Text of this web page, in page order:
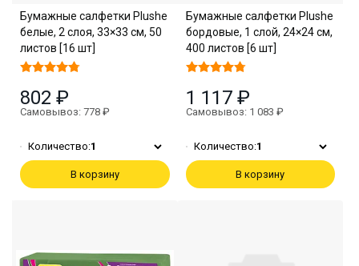
Бумажные салфетки Plushe
белые, 2 слоя, 33×33 см, 50
листов [16 шт]
802 ₽
Самовывоз: 778 ₽
Количество:1
В корзину
Бумажные салфетки Plushe
бордовые, 1 слой, 24×24 см,
400 листов [6 шт]
1 117 ₽
Самовывоз: 1 083 ₽
Количество:1
В корзину